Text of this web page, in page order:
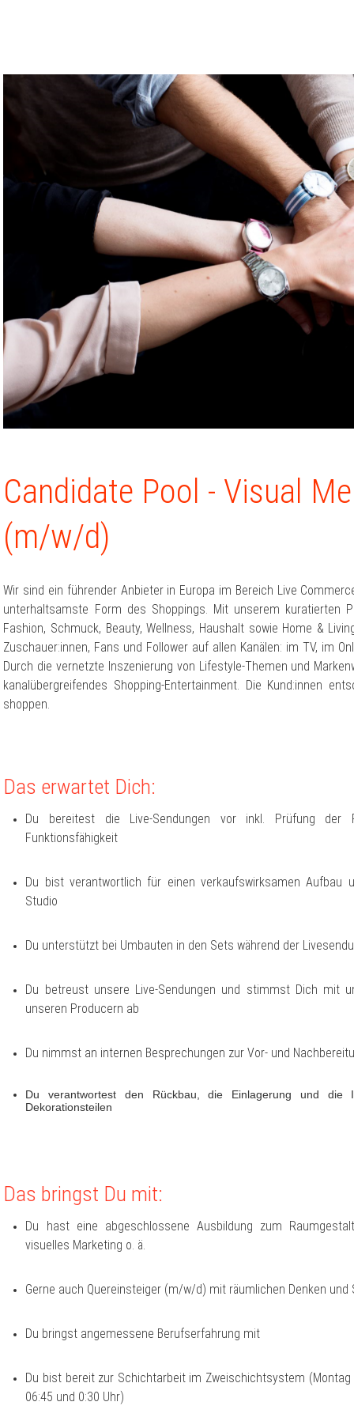
Candidate Pool - Visual
(m/w/d)
Wir sind ein führender Anbieter in Europa im Bereich Live
unterhaltsamste Form des Shoppings. Mit unserem kuratierten
Fashion, Schmuck, Beauty, Wellness, Haushalt sowie Home &
Zuschauer:innen, Fans und Follower auf allen Kanälen: im TV, im
Durch die vernetzte Inszenierung von Lifestyle-Themen und
kanalübergreifendes Shopping-Entertainment. Die Kund:innen
shoppen.
Das erwartet Dich:
Du bereitest die Live-Sendungen vor inkl. Prüfung der
Funktionsfähigkeit
Du bist verantwortlich für einen verkaufswirksamen Aufbau
Studio
Du unterstützt bei Umbauten in den Sets während der
Du betreust unsere Live-Sendungen und stimmst Dich mit
unseren Producern ab
Du nimmst an internen Besprechungen zur Vor- und
Du verantwortest den Rückbau, die Einlagerung und die
Dekorationsteilen
Das bringst Du mit:
Du hast eine abgeschlossene Ausbildung zum
visuelles Marketing o. ä.
Gerne auch Quereinsteiger (m/w/d) mit räumlichen Denken und
Du bringst angemessene Berufserfahrung mit
Du bist bereit zur Schichtarbeit im Zweischichtsystem
06:45 und 0:30 Uhr)